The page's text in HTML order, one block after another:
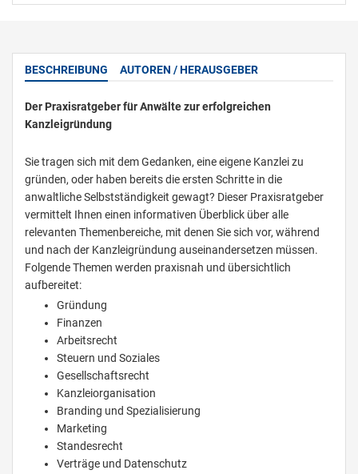
BESCHREIBUNG AUTOREN / HERAUSGEBER
Der Praxisratgeber für Anwälte zur erfolgreichen
Kanzleigründung
Sie tragen sich mit dem Gedanken, eine eigene Kanzlei zu
gründen, oder haben bereits die ersten Schritte in die
anwaltliche Selbstständigkeit gewagt? Dieser Praxisratgeber
vermittelt Ihnen einen informativen Überblick über alle
relevanten Themenbereiche, mit denen Sie sich vor, während
und nach der Kanzleigründung auseinandersetzen müssen.
Folgende Themen werden praxisnah und übersichtlich
aufbereitet:
Gründung
Finanzen
Arbeitsrecht
Steuern und Soziales
Gesellschaftsrecht
Kanzleiorganisation
Branding und Spezialisierung
Marketing
Standesrecht
Verträge und Datenschutz